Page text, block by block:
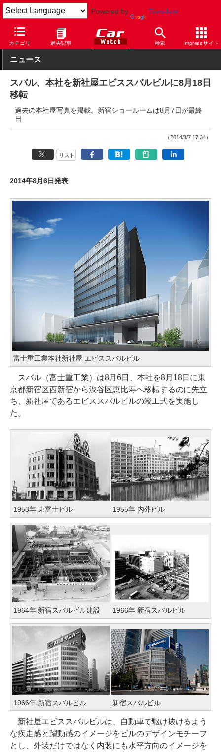
Powered by Translate
カテゴリ 過去記事 検索 Impressサイト
Car Watch 自動車 スバル その他
ニュース
スバル、本社を新社屋エビススバルビルに8月18日
移転
過去の本社屋写真を掲載。新宿ショールームは8月7日が最終
日
（2014/8/7 17:34）
リスト
2014年8月6日発表
富士重工業本社新社屋 エビススバルビル
スバル（富士重工業）は8月6日、本社を8月18日に東
京都新宿区西新宿から渋谷区恵比寿へ移転するのに先立
ち、新社屋であるエビススバルビルの竣工式を実施し
た。
1953年 東富士ビル 1955年 内外ビル
1964年 新宿スバルビル建設 1966年 新宿スバルビル
1966年 新宿スバルビル 新宿スバルビル
新社屋エビススバルビルは、自動車で駆け抜けるよう
な疾走感と躍動感のイメージをビルのデザインモチーフ
とし、外装だけではなく内装にも水平方向のイメージを